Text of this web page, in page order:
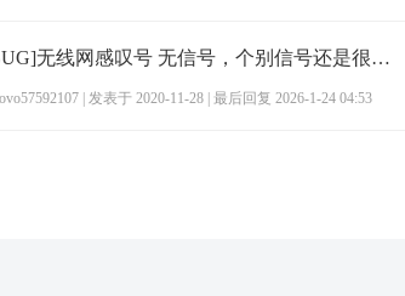
[BUG]无线网感叹号 无信号，个别信号还是很弱。
发表于 2020-11-28 最后回复 2026-1-24 04:53